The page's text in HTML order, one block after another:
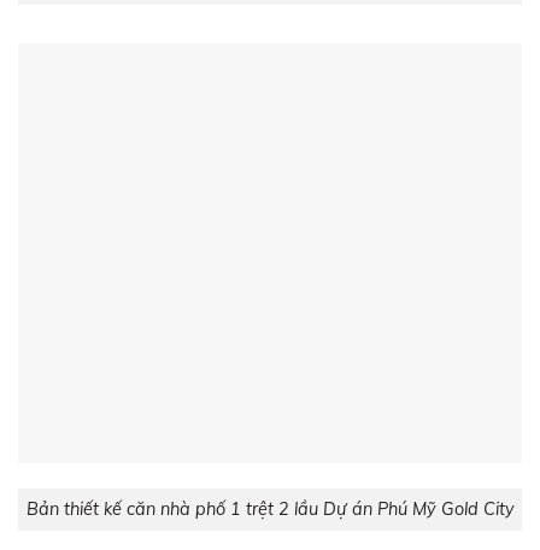
Bản thiết kế căn nhà phố 1 trệt 2 lầu Dự án Phú Mỹ Gold City